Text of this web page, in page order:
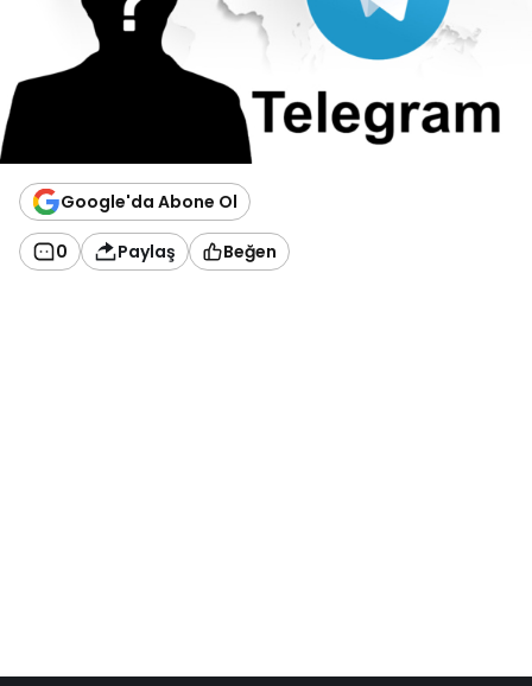
Google'da Abone Ol
0 Paylaş Beğen